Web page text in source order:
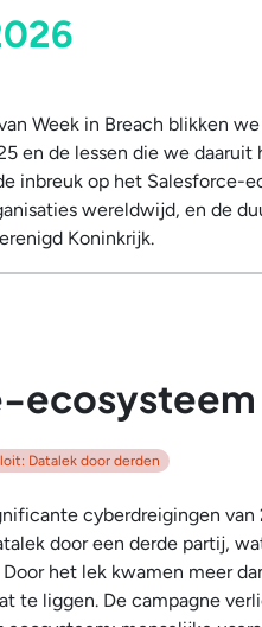
Week in Breach blikken
en de lessen die we daaruit
inbreuk op het Salesforce-
wereldwijd, en de
Koninkrijk.
ecosysteem
Datalek door derden
cyberdreigingen
door een derde partij,
het lek kwamen meer
te liggen. De campagne